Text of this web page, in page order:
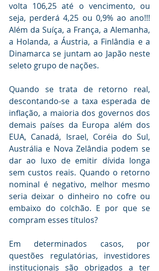
volta 106,25 até o vencimento, ou
seja, perderá 4,25 ou 0,9% ao ano!!!
Além da Suíça, a França, a Alemanha,
a Holanda, a Áustria, a Finlândia e a
Dinamarca se juntam ao Japão neste
seleto grupo de nações.
Quando se trata de retorno real,
descontando-se a taxa esperada de
inflação, a maioria dos governos dos
demais países da Europa além dos
EUA, Canadá, Israel, Coréia do Sul,
Austrália e Nova Zelândia podem se
dar ao luxo de emitir dívida longa
sem custos reais. Quando o retorno
nominal é negativo, melhor mesmo
seria deixar o dinheiro no cofre ou
embaixo do colchão. E por que se
compram esses títulos?
Em determinados casos, por
questões regulatórias, investidores
institucionais são obrigados a ter